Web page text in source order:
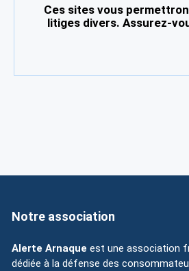
Ces sites vous
litiges divers. Assurez-
Notre association
Alerte Arnaque est une association
dédiée à la défense des